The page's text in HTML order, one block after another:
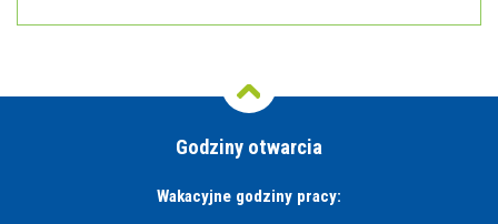
Godziny otwarcia
Wakacyjne godziny pracy: